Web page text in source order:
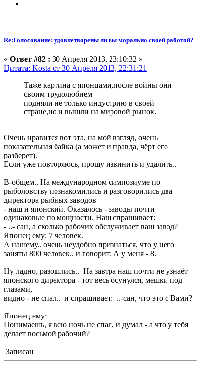
Re:Голосование: удовлетворены ли вы морально своей работой?
« Ответ #82 : 30 Апреля 2013, 23:10:32 »
Цитата: Kosta от 30 Апреля 2013, 22:31:21
Таже картина с японцами,после войны они
своим трудолюбием
подняли не только индустрию в своей
стране,но и вышли на мировой рынок.
Очень нравится вот эта, на мой взгляд, очень
показательная байка (а может и правда, чёрт его
разберет).
Если уже повторяюсь, прошу извинить и удалить..
В-общем.. На международном симпозиуме по
рыболовству познакомились и разговорились два
директора рыбных заводов
- наш и японский. Оказалось - заводы почти
одинаковые по мощности. Наш спрашивает:
- ..- сан, а сколько рабочих обслуживает ваш завод?
Японец ему: 7 человек.
А нашему.. очень неудобно признаться, что у него
заняты 800 человек.. и говорит: А у меня - 8.
Ну ладно, разошлись.. На завтра наш почти не узнаёт
японского директора - тот весь осунулся, мешки под
глазами,
видно - не спал.. и спрашивает: ..-сан, что это с Вами?
Японец ему:
Понимаешь, я всю ночь не спал, и думал - а что у тебя
делает восьмой рабочий?
Записан